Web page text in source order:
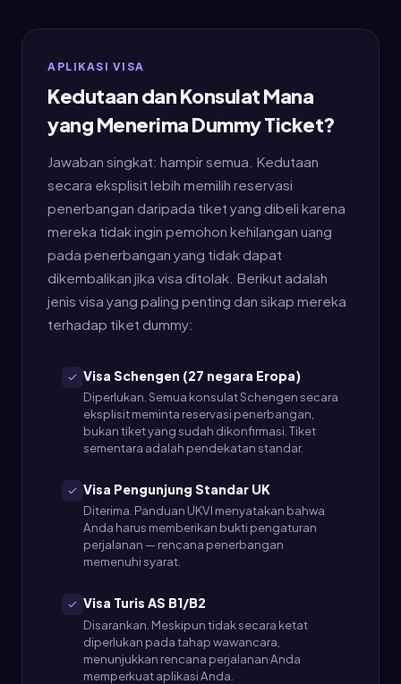
APLIKASI VISA
Kedutaan dan Konsulat Mana
yang Menerima Dummy Ticket?
Jawaban singkat: hampir semua. Kedutaan
secara eksplisit lebih memilih reservasi
penerbangan daripada tiket yang dibeli karena
mereka tidak ingin pemohon kehilangan uang
pada penerbangan yang tidak dapat
dikembalikan jika visa ditolak. Berikut adalah
jenis visa yang paling penting dan sikap mereka
terhadap tiket dummy:
Visa Schengen (27 negara Eropa)
Diperlukan. Semua konsulat Schengen secara
eksplisit meminta reservasi penerbangan,
bukan tiket yang sudah dikonfirmasi. Tiket
sementara adalah pendekatan standar.
Visa Pengunjung Standar UK
Diterima. Panduan UKVI menyatakan bahwa
Anda harus memberikan bukti pengaturan
perjalanan — rencana penerbangan
memenuhi syarat.
Visa Turis AS B1/B2
Disarankan. Meskipun tidak secara ketat
diperlukan pada tahap wawancara,
menunjukkan rencana perjalanan Anda
memperkuat aplikasi Anda.